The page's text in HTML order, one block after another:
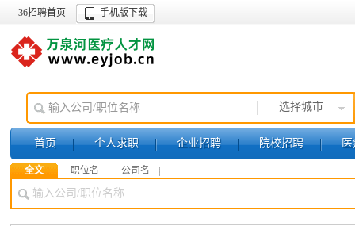
36招聘首页 手机版下载
选择城市
首页 个人求职 企业招聘 院校招聘 医
销售/市场营销
全文 职位名 公司名